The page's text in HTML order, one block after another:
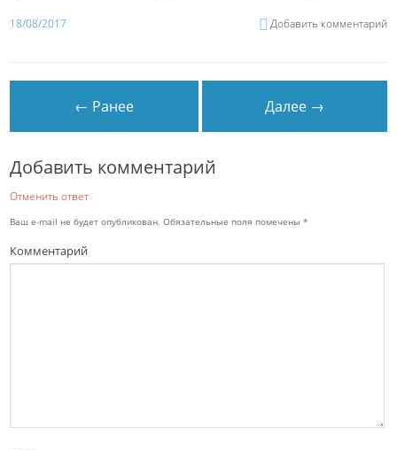
18/08/2017 Добавить комментарий
← Ранее Далее →
Добавить комментарий
Отменить ответ
Ваш e-mail не будет опубликован. Обязательные поля помечены*
Комментарий